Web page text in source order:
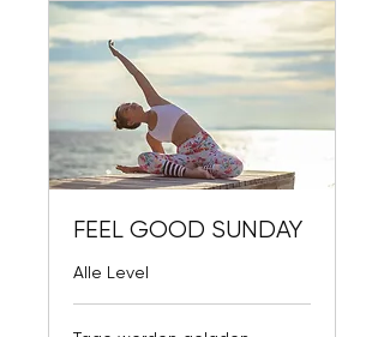
FEEL GOOD SUNDAY
Alle Level